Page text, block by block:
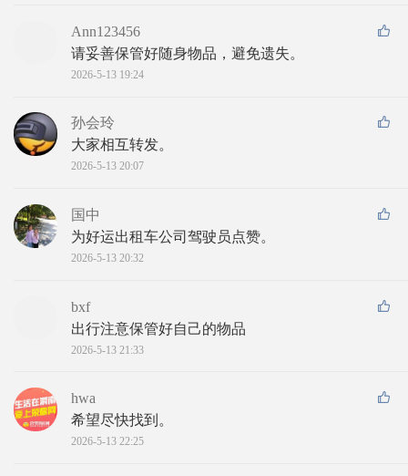
Ann123456
请妥善保管好随身物品，避免遗失。
2026-5-13 19:24
孙会玲
大家相互转发。
2026-5-13 20:07
国中
为好运出租车公司驾驶员点赞。
2026-5-13 20:32
bxf
出行注意保管好自己的物品
2026-5-13 21:33
hwa
希望尽快找到。
2026-5-13 22:25